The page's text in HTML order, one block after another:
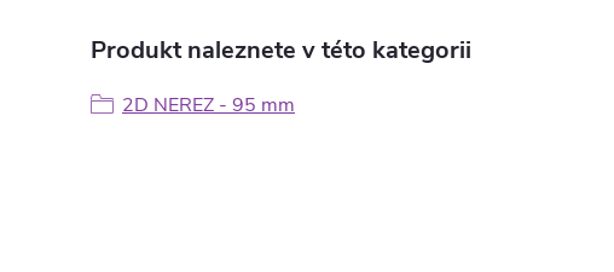
Produkt naleznete v této kategorii
2D NEREZ - 95 mm